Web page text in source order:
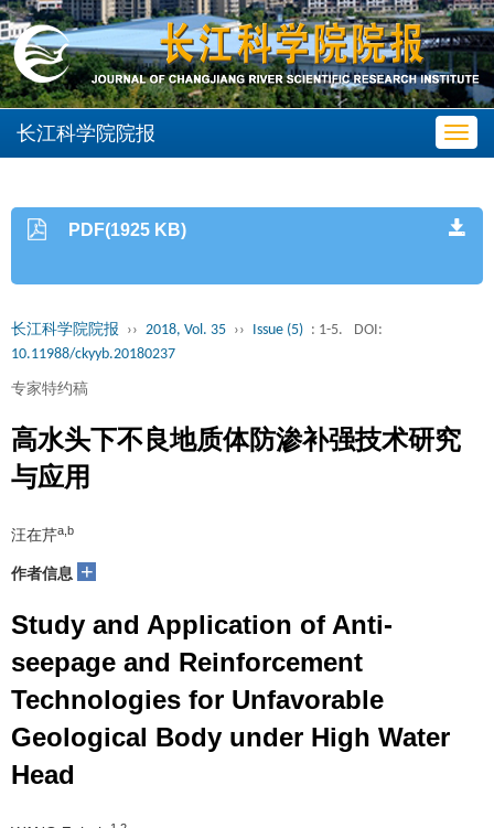
长江科学院院报
PDF(1925 KB)
长江科学院院报 ›› 2018, Vol. 35 ›› Issue (5) : 1-5.
DOI:
10.11988/ckyyb.20180237
专家特约稿
高水头下不良地质体防渗补强技术研究
与应用
汪在芹a,b
作者信息 +
Study and Application of Anti-
seepage and Reinforcement
Technologies for Unfavorable
Geological Body under High Water
Head